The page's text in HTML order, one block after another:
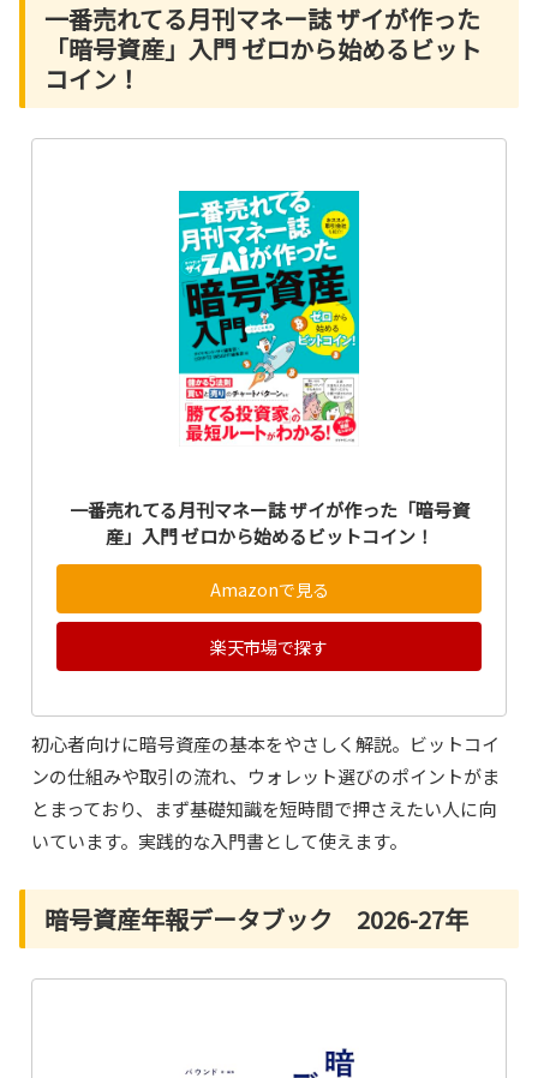
一番売れてる月刊マネー誌 ザイが作った
「暗号資産」入門 ゼロから始めるビット
コイン！
一番売れてる月刊マネー誌 ザイが作った「暗号資
産」入門 ゼロから始めるビットコイン！
Amazonで見る
楽天市場で探す
初心者向けに暗号資産の基本をやさしく解説。ビットコイ
ンの仕組みや取引の流れ、ウォレット選びのポイントがま
とまっており、まず基礎知識を短時間で押さえたい人に向
いています。実践的な入門書として使えます。
暗号資産年報データブック 2026-27年